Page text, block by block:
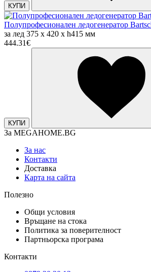
КУПИ
Полупрофесионален ледогенератор
за лед 375 х 420 х h415 мм
444.31€
КУПИ
За MEGAHOME.BG
За нас
Контакти
Доставка
Карта на сайта
Полезно
Общи условия
Връщане на стока
Политика за поверителност
Партньорска програма
Контакти